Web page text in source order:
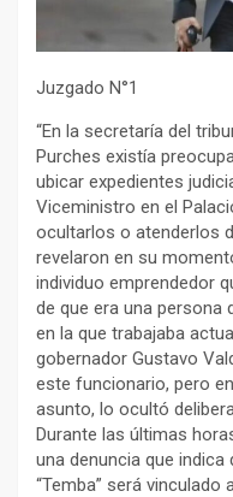
Juzgado N°1
“En la secretaría del
Purches existía
ubicar expedientes
Viceministro en el
ocultarlos o atenderlos
revelaron en su
individuo emprendedor
de que era una persona
en la que trabajaba
gobernador Gustavo
este funcionario, pero
asunto, lo ocultó
Durante las últimas
una denuncia que
“Temba” será